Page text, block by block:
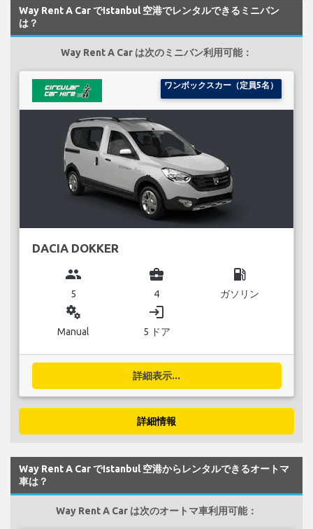
Way Rent A Car でIstanbul 空港でレンタルできるミニバン
は？
Way Rent A Car は次のミニバン利用可能：
ワンボックスカー（定員5名）
DACIA DOKKER
group
5
business_center
4
local_gas_station
ガソリン
miscellaneous_services
Manual
login
5 ドア
詳細表示...
詳細情報
Way Rent A Car でIstanbul 空港からレンタルできるオートマ
車は？
Way Rent A Car は次のオートマ車利用可能：